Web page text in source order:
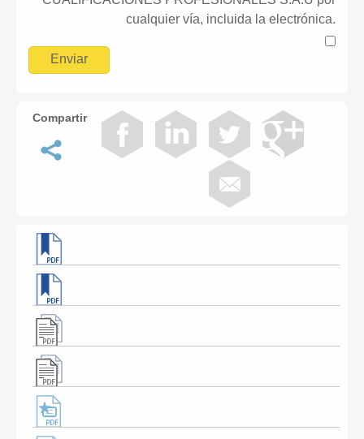
cualquier vía, incluida la electrónica.
Compartir